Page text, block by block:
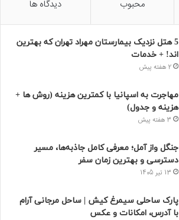
محبوب دیدگاه ها
5 هتل نزدیک بیمارستان مهراد تهران که بهترین‌
اند! + خدمات
2 هفته پیش
مهاجرت به اسپانیا با کمترین هزینه (روش ها +
هزینه و جدول)
3 هفته پیش
جنگل واز آمل؛ معرفی کامل جاذبه‌ها، مسیر
دسترسی و بهترین زمان سفر
13 تیر 1405
پارک ساحلی سیمرغ کیش | ساحل مرجانی آرام
با آدرس، امکانات و عکس